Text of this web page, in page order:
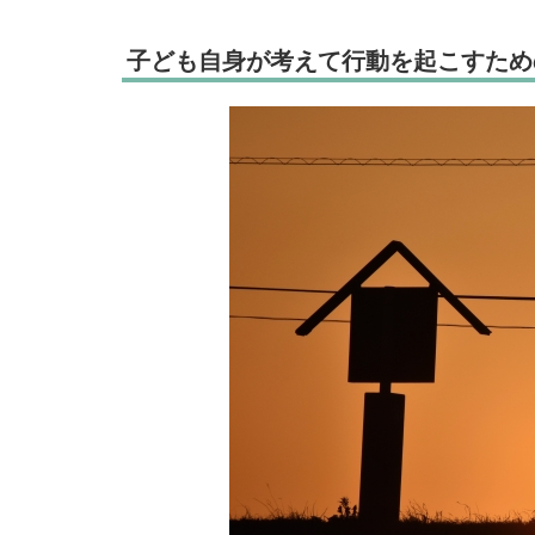
子ども自身が考えて行動を起こすた